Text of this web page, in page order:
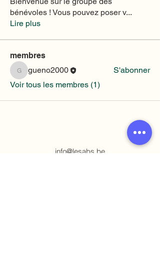
bénévoles ! Vous pouvez poser v...
Lire plus
membres
gueno2000
gueno2000
S'abonner
Voir tous les membres (1)
info@lesabs.be